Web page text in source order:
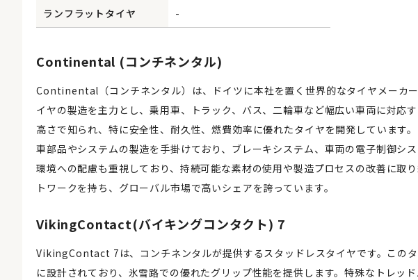
ランフラットタイヤ
-
Continental (コンチネンタル)
Continental（コンチネンタル）は、ドイツに本社を置く世界的なタイヤメーカ
イヤの製造を主力とし、乗用車、トラック、バス、二輪車など幅広い車両に対応
高さで知られ、特に安全性、耐久性、燃費効率に優れたタイヤを開発しています
車部品やシステムの製造を手掛けており、ブレーキシステム、車両の電子制御シ
環境への配慮も重視しており、持続可能な素材の使用や製造プロセスの改善に取
トワークを持ち、グローバル市場で高いシェアを誇っています。
VikingContact(バイキングコンタクト) 7
VikingContact 7は、コンチネンタルが提供するスタッドレスタイヤです。この
に設計されており、氷雪路での優れたグリップ性能を提供します。特殊なトレッ